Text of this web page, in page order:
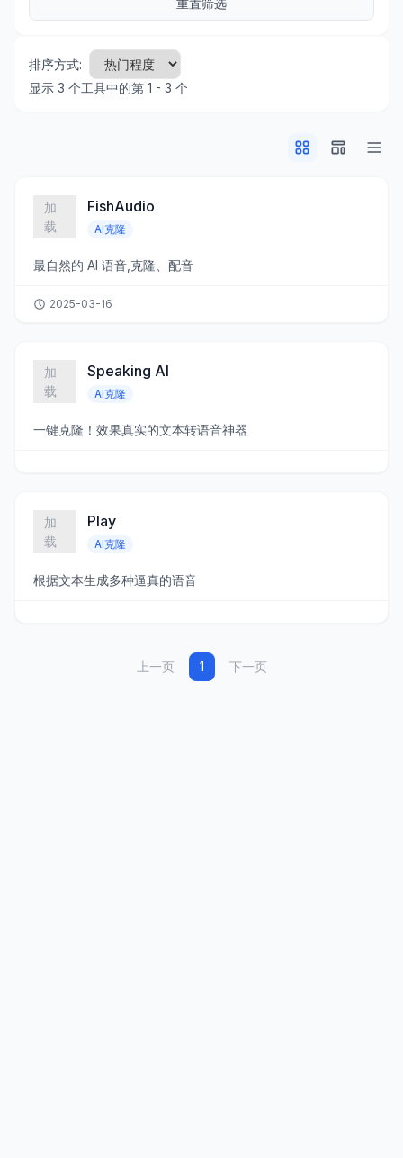
重置筛选
排序方式:
显示 3 个工具中的第 1 - 3 个
FishAudio
AI克隆
最自然的 AI 语音,克隆、配音
2025-03-16
Speaking AI
AI克隆
一键克隆！效果真实的文本转语音神器
Play
AI克隆
根据文本生成多种逼真的语音
上一页 1 下一页